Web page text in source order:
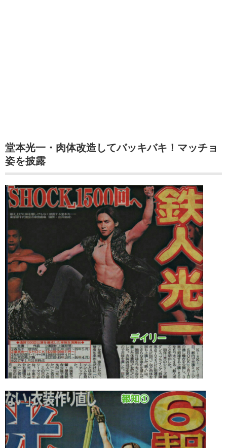
堂本光一・肉体改造してバッキバキ！マッチョ
姿を披露